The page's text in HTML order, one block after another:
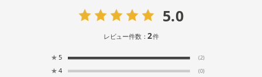
5.0
レビュー件数：2件
★ 5 (2)
★ 4 (0)